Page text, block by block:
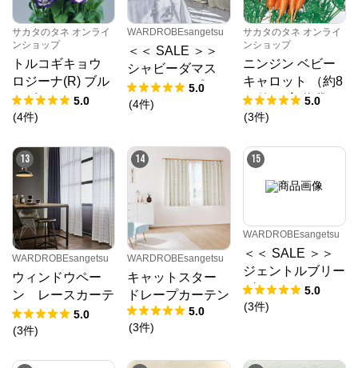
サカタのタネ オンライ
ンショップ
トルコギキョウ
ロジーナ(R) ブル
ーピコティー (ve
r.2) （PS約35
5.0
(4件)
WARDROBEsangetsu
＜＜ SALE ＞＞
シャビーダマス
ク ドレープカー
テン
5.0
(4件)
サカタのタネ オンライ
ンショップ
ニンジン ベビー
キャロット （約8
00粒） 実咲 袋
5.0
(3件)
13
WARDROBEsangetsu
ウィンドウペー
ン レースカーテ
ン
5.0
(3件)
14
WARDROBEsangetsu
キャットスター
ドレープカーテン
5.0
(3件)
15
WARDROBEsangetsu
＜＜ SALE ＞＞
ジェントルブリー
ズ チョコ／レー
スカーテンライト
～180㎝
5.0
(3件)